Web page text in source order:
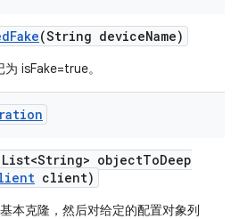
Fake(String deviceName)
isFake=true。
objectToDeep
client)
本克隆，然后对给定的配置对象列